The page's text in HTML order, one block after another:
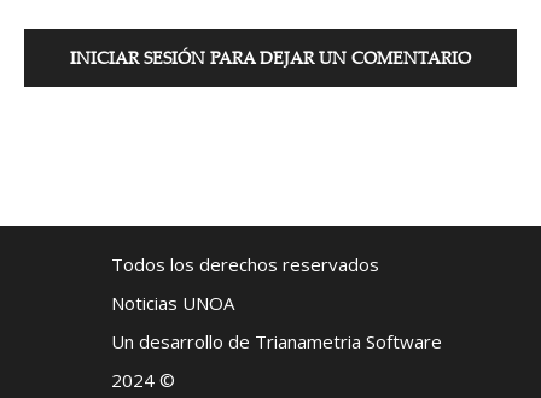
INICIAR SESIÓN PARA DEJAR UN COMENTARIO
Todos los derechos reservados
Noticias UNOA
Un desarrollo de Trianametria Software
2024 ©